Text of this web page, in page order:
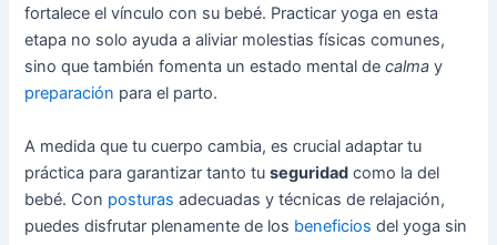
fortalece el vínculo con su bebé. Practicar yoga en esta
etapa no solo ayuda a aliviar molestias físicas comunes,
sino que también fomenta un estado mental decalma y
preparación para el parto.
A medida que tu cuerpo cambia, es crucial adaptar tu
práctica para garantizar tanto tuseguridad como la del
bebé. Con posturas adecuadas y técnicas de relajación,
puedes disfrutar plenamente de los beneficios del yoga sin